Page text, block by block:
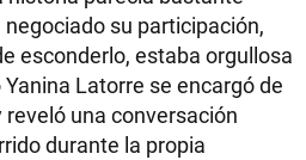
su participación,
esconderlo, estaba orgullosa
Latorre se encargó de
una conversación
durante la propia